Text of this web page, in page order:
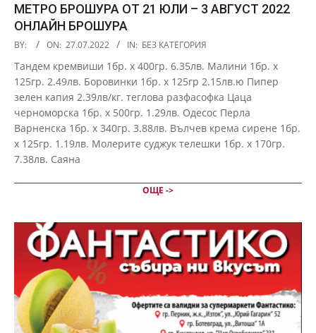
МЕТРО БРОШУРА ОТ 21 ЮЛИ – 3 АВГУСТ 2022
ОНЛАЙН БРОШУРА
2022-
27
BY: ON: 27.07.2022 IN: БЕЗ КАТЕГОРИЯ
Тандем кремвиши 1бр. х 400гр. 6.35лв. Малини 1бр. х
125гр. 2.49лв. Боровинки 1бр. х 125гр 2.15лв.ю Пипер
зелен капия 2.39лв/кг. теглова разфасофка Цаца
черноморска 1бр. х 500гр. 1.29лв. Одесос Перла
Варненска 1бр. х 340гр. 3.88лв. Вълчев крема сирене 1бр.
х 125гр. 1.19лв. Молерите суджук телешки 1бр. х 170гр.
7.38лв. Саяна
ОЩЕ ->